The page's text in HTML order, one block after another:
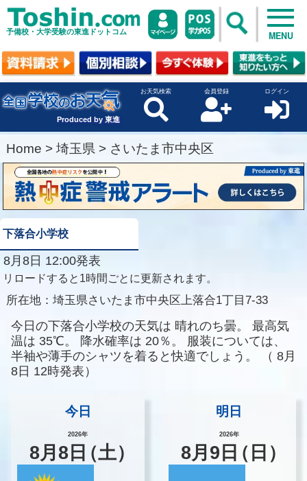
予備校・大学受験の東進ドットコム MENU
Produced by 東進
お天気検索 会員登録 ログイン
Home > 埼玉県 > さいたま市中央区
下落合小学校
8月8日 12:00発表
リロードすると1時間ごとに更新されます。
所在地： 埼玉県さいたま市中央区上落合1丁目7-33
今日の下落合小学校の天気は 晴れのち曇。
最高気
温は 35℃。 降水確率は 20％。
服装については、
半袖や薄手のシャツを着ると快適でしょう。
（ 8月
8日 12時発表）
今日
2026年
8月8 日（土）
明日
2026年
8月 9 日（日）